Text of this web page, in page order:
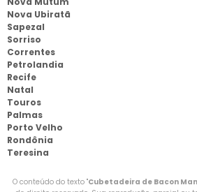
Nova Ubiratã
Sapezal
Sorriso
Correntes
Petrolandia
Recife
Natal
Touros
Palmas
Porto Velho
Rondônia
Teresina
O conteúdo do texto "Cubetadeira de Bacon